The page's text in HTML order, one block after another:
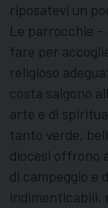
riposatevi un
Le parrocchie –
fare per
religioso
costa salgono
arte e di
tanto verde,
diocesi offrono
di campeggio e
indimenticabili,